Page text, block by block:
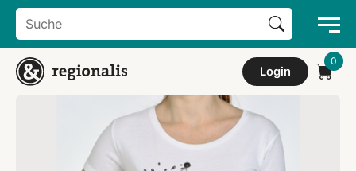
Search
for:
Search Button
Login